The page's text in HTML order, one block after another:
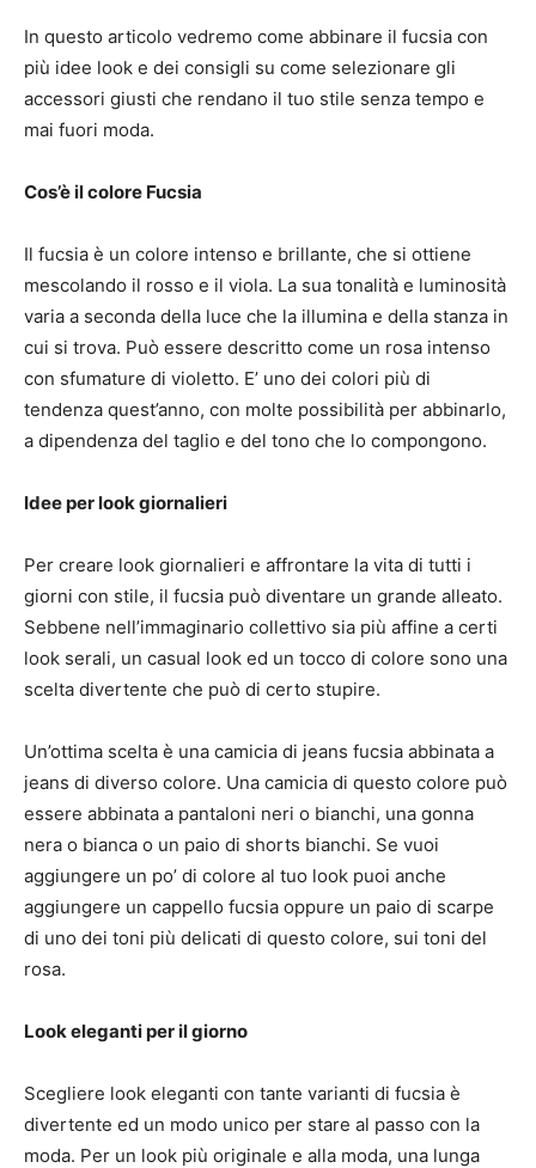
In questo articolo vedremo come abbinare il fucsia con
più idee look e dei consigli su come selezionare gli
accessori giusti che rendano il tuo stile senza tempo e
mai fuori moda.
Cos’è il colore Fucsia
Il fucsia è un colore intenso e brillante, che si ottiene
mescolando il rosso e il viola. La sua tonalità e luminosità
varia a seconda della luce che la illumina e della stanza in
cui si trova. Può essere descritto come un rosa intenso
con sfumature di violetto. E’ uno dei colori più di
tendenza quest’anno, con molte possibilità per abbinarlo,
a dipendenza del taglio e del tono che lo compongono.
Idee per look giornalieri
Per creare look giornalieri e affrontare la vita di tutti i
giorni con stile, il fucsia può diventare un grande alleato.
Sebbene nell’immaginario collettivo sia più affine a certi
look serali, un casual look ed un tocco di colore sono una
scelta divertente che può di certo stupire.
Un’ottima scelta è una camicia di jeans fucsia abbinata a
jeans di diverso colore. Una camicia di questo colore può
essere abbinata a pantaloni neri o bianchi, una gonna
nera o bianca o un paio di shorts bianchi. Se vuoi
aggiungere un po’ di colore al tuo look puoi anche
aggiungere un cappello fucsia oppure un paio di scarpe
di uno dei toni più delicati di questo colore, sui toni del
rosa.
Look eleganti per il giorno
Scegliere look eleganti con tante varianti di fucsia è
divertente ed un modo unico per stare al passo con la
moda. Per un look più originale e alla moda, una lunga